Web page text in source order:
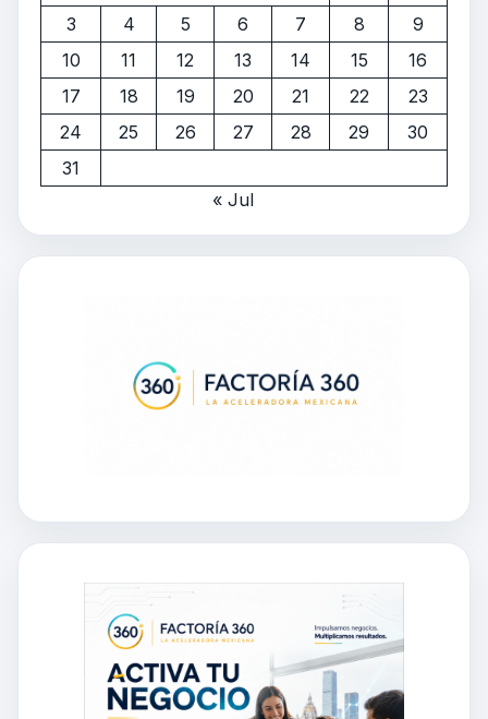
3
4 5 6 7 8
9
10
11 12 13 14 15
16
17
18 19 20 21 22
23
24
25 26 27 28 29
30
31
« Jul